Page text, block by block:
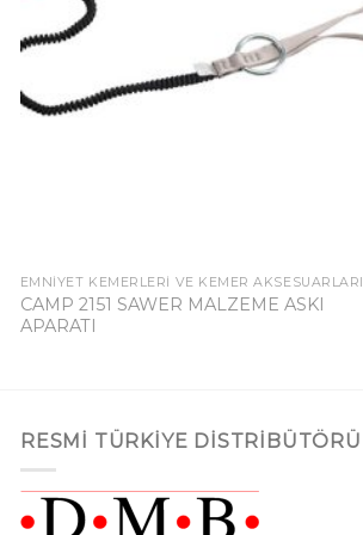
EMNIYET KEMERLERI VE KEMER AKSESUARLARI
CAMP 2151 SAWER MALZEME ASKI
APARATI
RESMI TÜRKIYE DISTRIBÜTÖRÜ